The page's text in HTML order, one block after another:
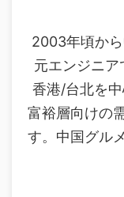
2003年頃か
元エンジニ
香港/台北を
富裕層向けの
す。中国グル